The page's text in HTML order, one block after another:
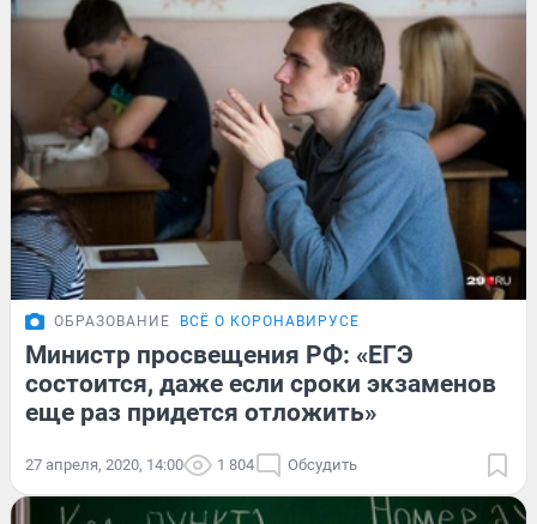
ОБРАЗОВАНИЕ ВСЁ О КОРОНАВИРУСЕ
Министр просвещения РФ: «ЕГЭ
состоится, даже если сроки экзаменов
еще раз придется отложить»
27 апреля, 2020, 14:00 1 804 Обсудить